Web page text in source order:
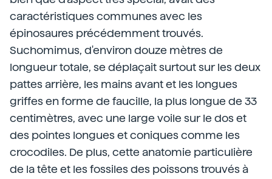
caractéristiques communes avec les
épinosaures précédemment trouvés.
Suchomimus, d'environ douze mètres de
longueur totale, se déplaçait surtout sur les deux
pattes arrière, les mains avant et les longues
griffes en forme de faucille, la plus longue de 33
centimètres, avec une large voile sur le dos et
des pointes longues et coniques comme les
crocodiles. De plus, cette anatomie particulière
de la tête et les fossiles des poissons trouvés à